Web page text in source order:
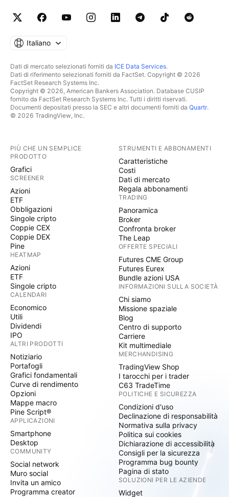
Italiano
Dati di mercato selezionati forniti da ICE Data Services.
Dati di riferimento selezionati forniti da FactSet. Copyright © 2026
FactSet Research Systems Inc.
Copyright © 2026, American Bankers Association. Database CUSIP
fornito da FactSet Research Systems Inc. Tutti i diritti riservati.
Documenti depositati presso la SEC e altri documenti forniti da Quartr.
© 2026 TradingView, Inc.
PIÙ CHE UN SEMPLICE
PRODOTTO
Grafici
SCREENER
Azioni
ETF
Obbligazioni
Singole cripto
Coppie CEX
Coppie DEX
Pine
HEATMAP
Azioni
ETF
Singole cripto
CALENDARI
Economico
Utili
Dividendi
IPO
ALTRI PRODOTTI
Notiziario
Portafogli
Grafici fondamentali
Curve di rendimento
Opzioni
Mappe macro
Pine Script®
APPLICAZIONI
Smartphone
Desktop
COMMUNITY
Social network
Muro social
Invita un amico
Programma creator
STRUMENTI E ABBONAMENTI
Caratteristiche
Costi
Dati di mercato
Regala abbonamenti
TRADING
Panoramica
Broker
Confronta broker
The Leap
OFFERTE SPECIALI
Futures CME Group
Futures Eurex
Bundle azioni USA
INFORMAZIONI SULLA SOCIETÀ
Chi siamo
Missione spaziale
Blog
Centro di supporto
Carriere
Kit multimediale
MERCHANDISING
TradingView Shop
I tarocchi per i trader
C63 TradeTime
POLITICHE E SICUREZZA
Condizioni d'uso
Declinazione di responsabilità
Normativa sulla privacy
Politica sui cookies
Dichiarazione di accessibilità
Consigli per la sicurezza
Programma bug bounty
Pagina di stato
SOLUZIONI PER LE AZIENDE
Widget